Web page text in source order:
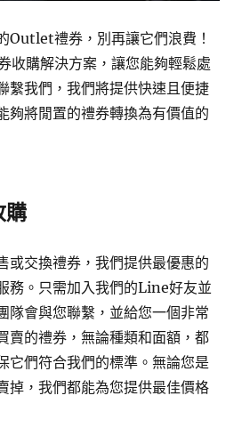
Outlet禮券，別再讓它們浪費！
收購解決方案，讓您能夠輕鬆處
繫我們，我們將提供快速且便捷
夠將閒置的禮券轉換為有價值的
購
或交換禮券，我們提供最優惠的
務。只需加入我們的Line好友並
隊會與您聯繫，並給您一個非常
賣的禮券，無論種類和面額，都
它們符合我們的標準。無論您是
掉，我們都能為您提供最佳價格